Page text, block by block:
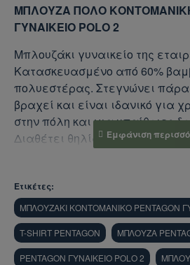
ΜΠΛΟΥΖΑ ΠΟΛΟ ΚΟΝΤΟΜΑΝΙΚΗ
ΓΥΝΑΙΚΕΙΟ POLO 2
Μπλουζάκι γυναικείο της
Κατασκευασμένο από 60%
πολυεστέρας. Στεγνώνει
βραχεί και είναι ιδανικό για
στην πόλη και για υπαίθριες
Διαθέτει θηλία στο στήθος για
Ετικέτες:
ΜΠΛΟΥΖΑΚΙ ΚΟΝΤΟΜΑΝΙΚΟ PENTAGON
T-SHIRT PENTAGON ΜΠΛΟΥΖΑ
PENTAGON ΓΥΝΑΙΚΕΙΟ POLO 2